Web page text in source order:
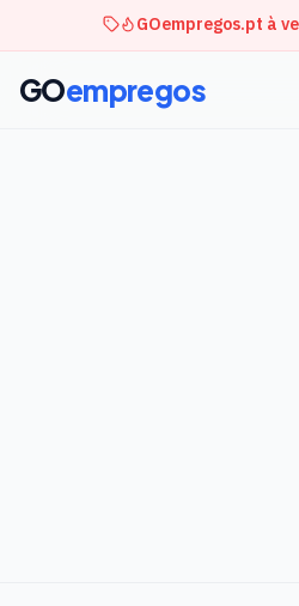
GOempregos.pt à
GOempregos